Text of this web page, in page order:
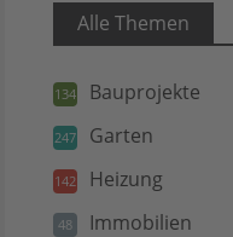
Alle Themen
134 Bauprojekte
247 Garten
142 Heizung
48 Immobilien